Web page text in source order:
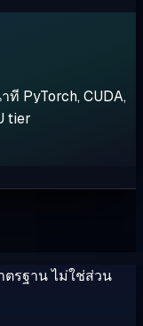
PyTorch, CUDA,
tier
ตรฐาน ไม่ใช่ส่วน